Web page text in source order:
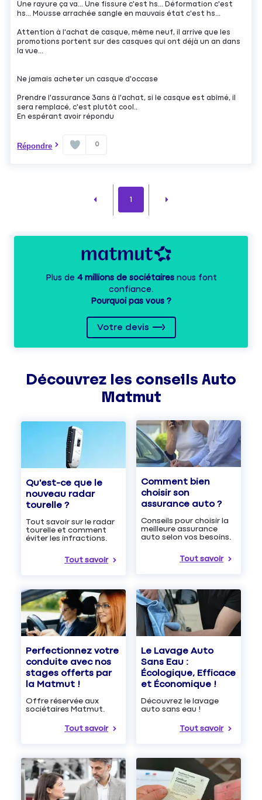
Une rayure ça va... Une fissure c'est hs... Déformation c'est
hs... Mousse arrachée sangle en mauvais état c'est hs...
Attention à l'achat de casque, même neuf, il arrive que les
promotions portent sur des casques qui ont déjà un an dans
la vue...
Ne jamais acheter un casque d'occase
Prendre l'assurance 3ans à l'achat, si le casque est abîmé, il
sera remplacé, c'est plutôt cool..
En espérant avoir répondu
Répondre 0
1
Plus de 4 millions de sociétairesnous font
confiance.
Pourquoi pas vous ?
Votre devis
Découvrez les conseils Auto
Matmut
Qu'est-ce que le
nouveau radar
tourelle ?
Tout savoir sur le radar
tourelle et comment
éviter les infractions.
Tout savoir
Comment bien
choisir son
assurance auto ?
Conseils pour choisir la
meilleure assurance
auto selon vos besoins.
Tout savoir
Perfectionnez votre
conduite avec nos
stages offerts par
la Matmut !
Offre réservée aux
sociétaires Matmut.
Tout savoir
Le Lavage Auto
Sans Eau :
Écologique, Efficace
et Économique !
Découvrez le lavage
auto sans eau !
Tout savoir